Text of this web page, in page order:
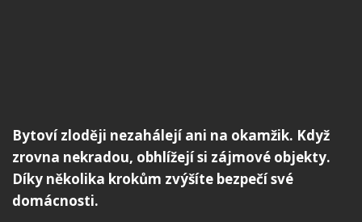
Bytoví zloději nezahálejí ani na okamžik. Když
zrovna nekradou, obhlížejí si zájmové objekty.
Díky několika krokům zvýšíte bezpečí své
domácnosti.